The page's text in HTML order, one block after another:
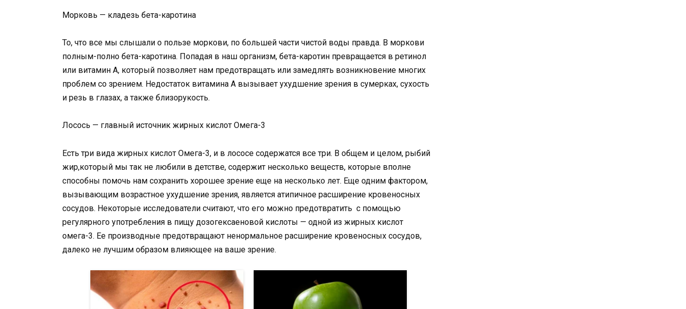
Морковь — кладезь бета-каротина
То, что все мы слышали о пользе моркови, по большей части чистой воды правда. В моркови
полным-полно бета-каротина. Попадая в наш организм, бета-каротин превращается в ретинол
или витамин А, который позволяет нам предотвращать или замедлять возникновение многих
проблем со зрением. Недостаток витамина А вызывает ухудшение зрения в сумерках, сухость
и резь в глазах, а также близорукость.
Лосось — главный источник жирных кислот Омега-3
Есть три вида жирных кислот Омега-3, и в лососе содержатся все три. В общем и целом, рыбий
жир,который мы так не любили в детстве, содержит несколько веществ, которые вполне
способны помочь нам сохранить хорошее зрение еще на несколько лет. Еще одним фактором,
вызывающим возрастное ухудшение зрения, является атипичное расширение кровеносных
сосудов. Некоторые исследователи считают, что его можно предотвратить с помощью
регулярного употребления в пищу дозогексаеновой кислоты — одной из жирных кислот
омега-3. Ее производные предотвращают ненормальное расширение кровеносных сосудов,
далеко не лучшим образом влияющее на ваше зрение.